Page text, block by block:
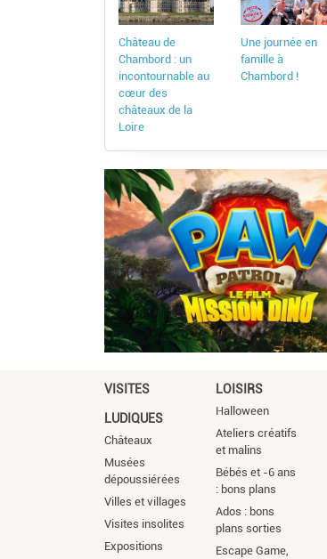
Château de
Chambord : un
incontournable au
cœur des
châteaux de la
Loire
Une journée en
famille à
Chambord !
VISITES
LUDIQUES
Châteaux
Musées
dépoussiérées
Villes et villages
Visites insolites
Expositions
LOISIRS
Halloween
Ateliers créatifs
et malins
Bébés et -6 ans
: bons plans
Ados : bons
plans sorties
Escape Game,